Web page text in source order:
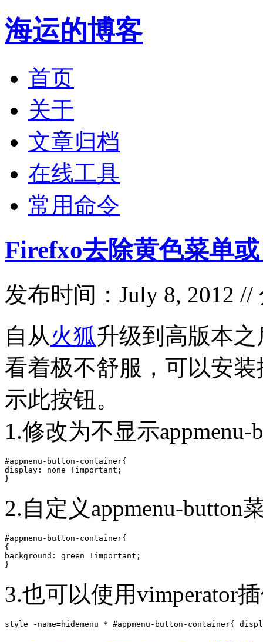
海运的博客
首页
关于
文章归档
在线工具
常用命令
Firefxo去除黄色菜单
发布时间：July 8, 2012 //
自从火狐升级到高版本
看着极不舒服，可以安装
示此按钮。
1.修改为不显示appmenu-
#appmenu-button-container{
display: none !important;
}
2.自定义appmenu-button
#appmenu-button-container{
{
background: green !important;
}
3.也可以使用vimperator
style -name=hidemenu * #appmenu-button-container{